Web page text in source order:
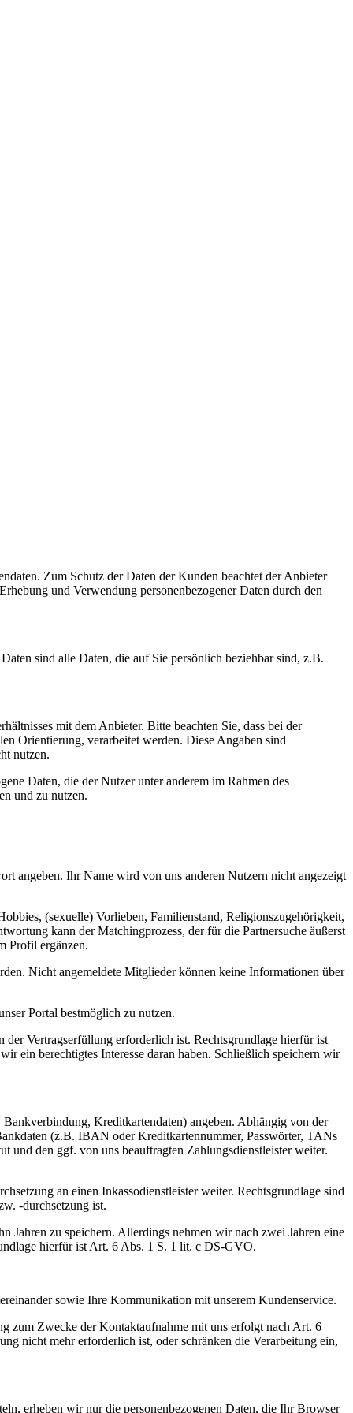
Zum Schutz der Daten der Kunden beachtet der Anbieter
und Verwendung personenbezogener Daten durch den
sind alle Daten, die auf Sie persönlich beziehbar sind, z.B.
mit dem Anbieter. Bitte beachten Sie, dass bei der
Orientierung, verarbeitet werden. Diese Angaben sind
nutzen.
Daten, die der Nutzer unter anderem im Rahmen des
und zu nutzen.
angeben. Ihr Name wird von uns anderen Nutzern nicht angezeigt
(sexuelle) Vorlieben, Familienstand, Religionszugehörigkeit,
kann der Matchingprozess, der für die Partnersuche äußerst
Profil ergänzen.
Nicht angemeldete Mitglieder können keine Informationen über
Portal bestmöglich zu nutzen.
Vertragserfüllung erforderlich ist. Rechtsgrundlage hierfür ist
ein berechtigtes Interesse daran haben. Schließlich speichern wir
Kreditkartendaten) angeben. Abhängig von der
(z.B. IBAN oder Kreditkartennummer, Passwörter, TANs
und den ggf. von uns beauftragten Zahlungsdienstleister weiter.
an einen Inkassodienstleister weiter. Rechtsgrundlage sind
-durchsetzung ist.
Jahren zu speichern. Allerdings nehmen wir nach zwei Jahren eine
hierfür ist Art. 6 Abs. 1 S. 1 lit. c DS-GVO.
sowie Ihre Kommunikation mit unserem Kundenservice.
zum Zwecke der Kontaktaufnahme mit uns erfolgt nach Art. 6
nicht mehr erforderlich ist, oder schränken die Verarbeitung ein,
erheben wir nur die personenbezogenen Daten, die Ihr Browser